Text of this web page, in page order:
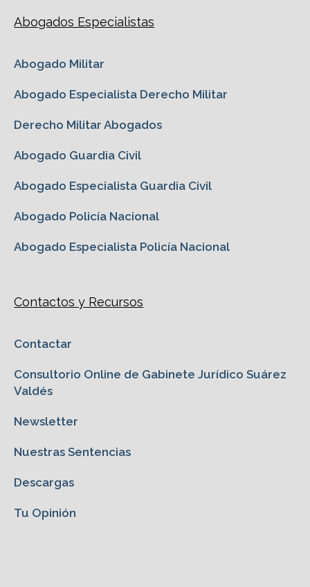
Abogados Especialistas
Abogado Militar
Abogado Especialista Derecho Militar
Derecho Militar Abogados
Abogado Guardia Civil
Abogado Especialista Guardia Civil
Abogado Policía Nacional
Abogado Especialista Policía Nacional
Contactos y Recursos
Contactar
Consultorio Online de Gabinete Jurídico Suárez
Valdés
Newsletter
Nuestras Sentencias
Descargas
Tu Opinión